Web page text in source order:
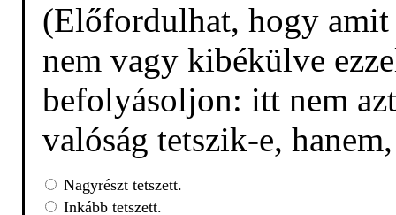
(Előfordulhat, hogy amit
nem vagy kibékülve
befolyásoljon: itt nem
valóság tetszik-e,
Nagyrészt tetszett.
Inkább tetszett.